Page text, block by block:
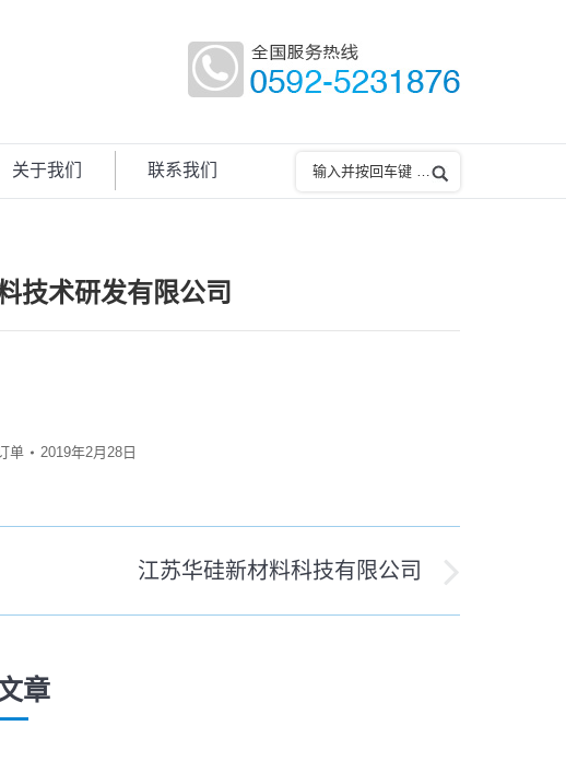
关于我们 联系我们
技术研发有限公司
单 2019年2月28日
来
文
章：
江苏华硅新材料科技有限公司
章